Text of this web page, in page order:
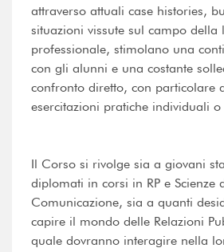
attraverso attuali case histories,
situazioni vissute sul campo della
professionale, stimolano una
con gli alunni e una costante
confronto diretto, con particolare
esercitazioni pratiche individuali
Il Corso si rivolge sia a giovani
diplomati in corsi in RP e Scienze
Comunicazione, sia a quanti
capire il mondo delle Relazioni
quale dovranno interagire nella